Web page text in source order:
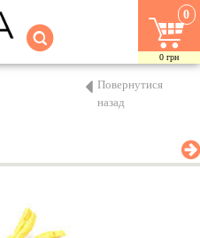
0
0 грн
Повернутися
назад